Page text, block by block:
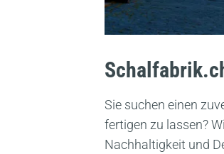
Sie suchen einen
fertigen zu lassen?
Nachhaltigkeit und